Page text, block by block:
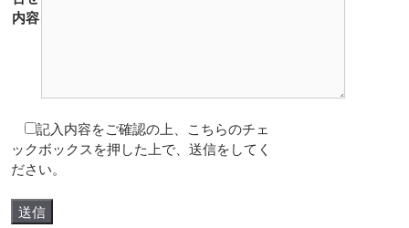
内容
記入内容をご確認の上、こちらのチェ
ックボックスを押した上で、送信をしてく
ださい。